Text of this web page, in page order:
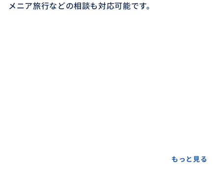
メニア旅行などの相談も対応可能です。
もっと見る